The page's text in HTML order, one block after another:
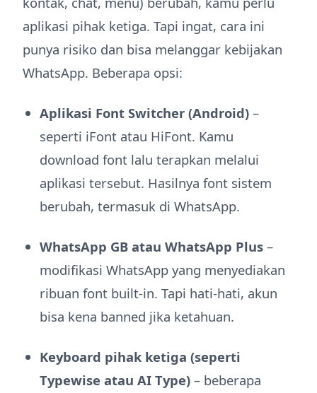
aplikasi pihak ketiga. Tapi ingat, cara ini
punya risiko dan bisa melanggar kebijakan
WhatsApp. Beberapa opsi:
Aplikasi Font Switcher (Android) –
seperti iFont atau HiFont. Kamu
download font lalu terapkan melalui
aplikasi tersebut. Hasilnya font sistem
berubah, termasuk di WhatsApp.
WhatsApp GB atau WhatsApp Plus –
modifikasi WhatsApp yang menyediakan
ribuan font built-in. Tapi hati-hati, akun
bisa kena banned jika ketahuan.
Keyboard pihak ketiga (seperti
Typewise atau AI Type) – beberapa